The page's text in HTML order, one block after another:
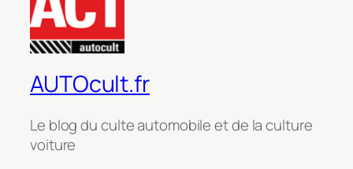
AUTOcult.fr
Le blog du culte automobile et de la culture
voiture